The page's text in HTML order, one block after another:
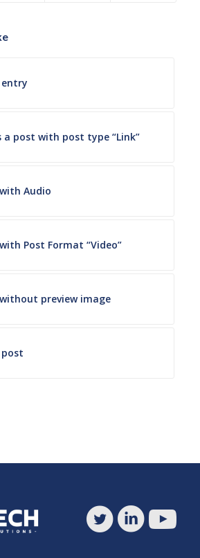
entry
a post with post type “Link”
Audio
Post Format “Video”
preview image
post